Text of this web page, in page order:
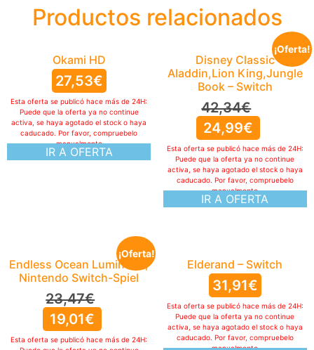
Productos relacionados
Okami HD
27,53€
IR A OFERTA
Esta oferta se publicó hace más de 24H:
Puede que la oferta ya no continue
activa, se haya agotado el stock o haya
caducado. Por favor, compruebelo
manualmente
¡Oferta!
Disney Classic
Aladdin,Lion King,Jungle
Book – Switch
42,34€
24,99€
IR A OFERTA
Esta oferta se publicó hace más de 24H:
Puede que la oferta ya no continue
activa, se haya agotado el stock o haya
caducado. Por favor, compruebelo
manualmente
¡Oferta!
Endless Ocean Luminous,
Nintendo Switch-Spiel
23,47€
19,01€
Esta oferta se publicó hace más de 24H:
Elderand – Switch
31,91€
Esta oferta se publicó hace más de 24H:
Puede que la oferta ya no continue
activa, se haya agotado el stock o haya
caducado. Por favor, compruebelo
manualmente